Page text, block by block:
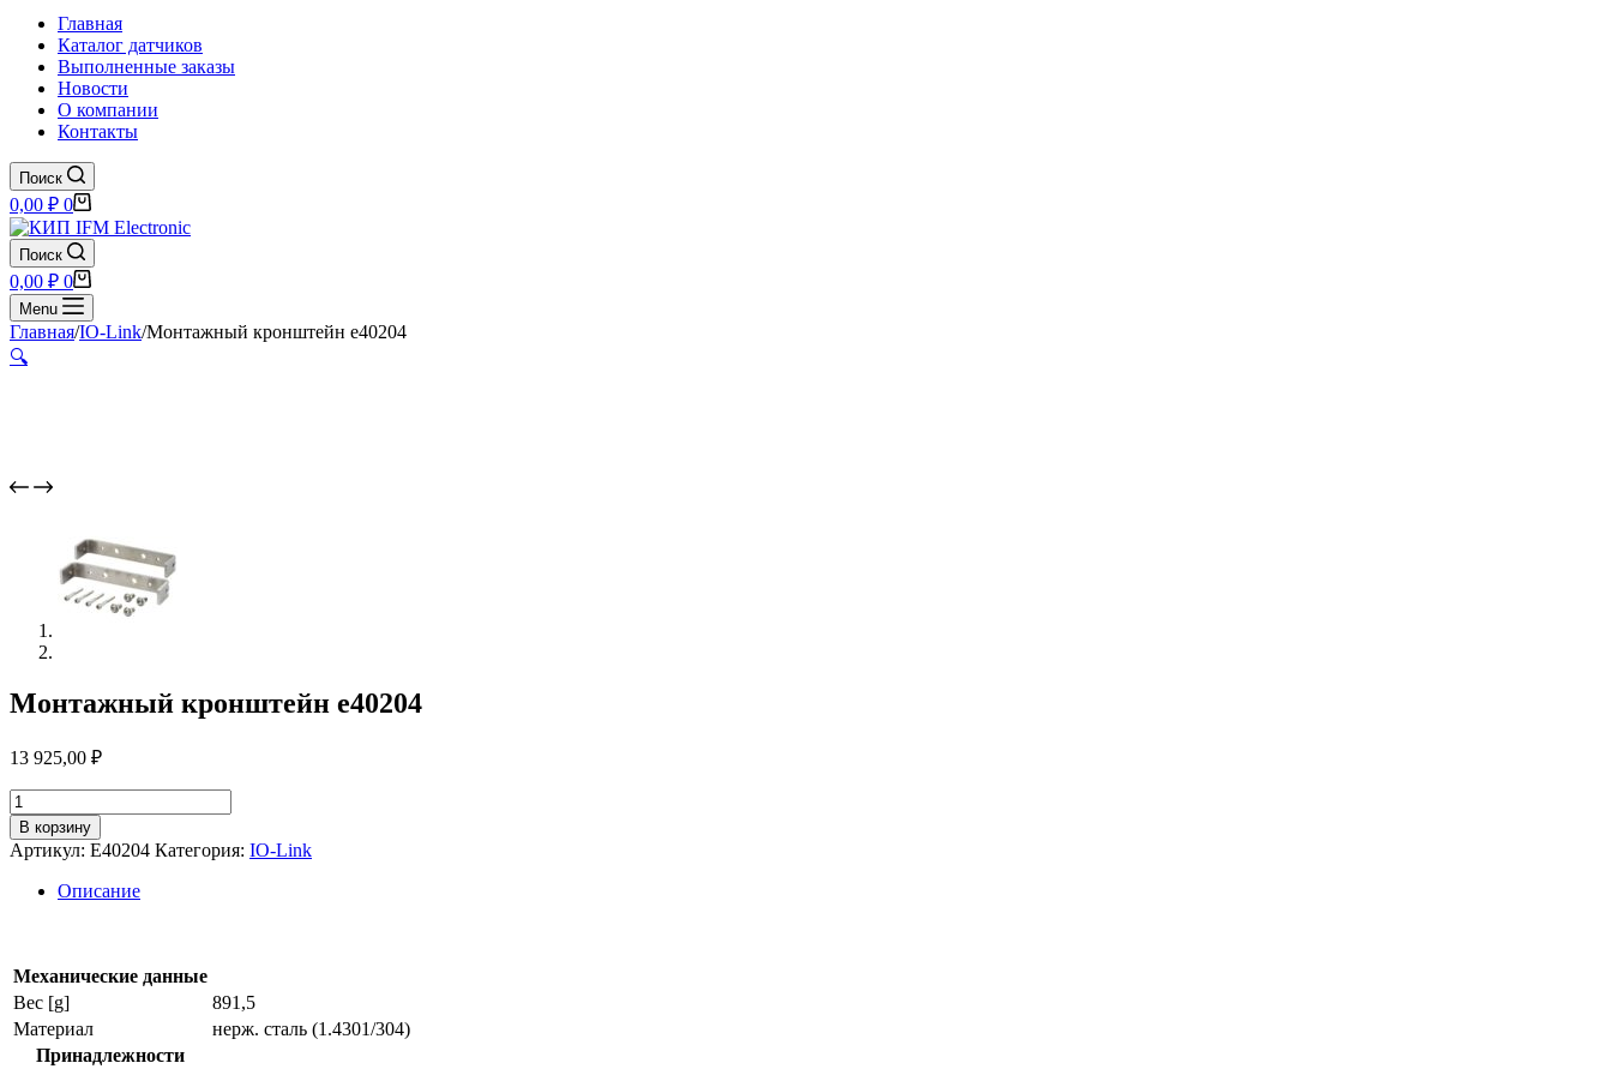
Главная
Каталог датчиков
Выполненные заказы
Новости
О компании
Контакты
Поиск
Корзина
0,00 ₽ 0
Поиск
Корзина
0,00 ₽ 0
Menu
Главная/IO-Link/Монтажный кронштейн e40204
🔍
Монтажный кронштейн e40204
13 925,00 ₽
Количество
товара
Монтажный
кронштейн
e40204
В корзину
Артикул: E40204 Категория: IO-Link
Описание
Механические данные
Вес [g]
891,5
Материал
нерж. сталь (1.4301/304)
Принадлежности